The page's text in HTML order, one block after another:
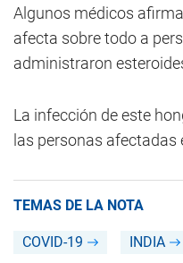
Algunos médicos
afecta sobre todo a
administraron
La infección de este
las personas afectadas
TEMAS DE LA NOTA
COVID-19 INDIA